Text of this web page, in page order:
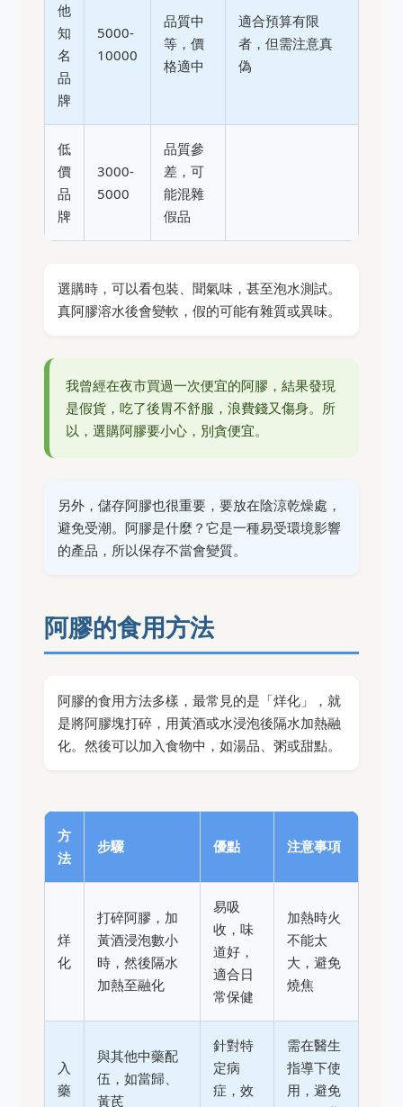
他
知
名
品
牌
5000-
10000
品質中
等，價
格適中
適合預算有限
者，但需注意真
偽
低
價
品
牌
3000-
5000
品質參
差，可
能混雜
假品
選購時，可以看包裝、聞氣味，甚至泡水測試。
真阿膠溶水後會變軟，假的可能有雜質或異味。
我曾經在夜市買過一次便宜的阿膠，結果發現
是假貨，吃了後胃不舒服，浪費錢又傷身。所
以，選購阿膠要小心，別貪便宜。
另外，儲存阿膠也很重要，要放在陰涼乾燥處，
避免受潮。阿膠是什麼？它是一種易受環境影響
的產品，所以保存不當會變質。
阿膠的食用方法
阿膠的食用方法多樣，最常見的是「烊化」，就
是將阿膠塊打碎，用黃酒或水浸泡後隔水加熱融
化。然後可以加入食物中，如湯品、粥或甜點。
方
法
步驟 優點 注意事項
烊
化
打碎阿膠，加
黃酒浸泡數小
時，然後隔水
加熱至融化
易吸
收，味
道好，
適合日
常保健
加熱時火
不能太
大，避免
燒焦
入
藥
與其他中藥配
伍，如當歸、
黃芪
針對特
定病
症，效
需在醫生
指導下使
用，避免